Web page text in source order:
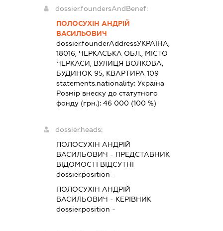
dossier.foundersAndBenef:
ПОЛОСУХІН АНДРІЙ
ВАСИЛЬОВИЧ
dossier.founderAddressУКРАЇНА,
18016, ЧЕРКАСЬКА ОБЛ., МІСТО
ЧЕРКАСИ, ВУЛИЦЯ ВОЛКОВА,
БУДИНОК 95, КВАРТИРА 109
statements.nationality:Україна
Розмір внеску до статутного
фонду (грн.):46 000 (100 %)
dossier.heads:
ПОЛОСУХІН АНДРІЙ
ВАСИЛЬОВИЧ - ПРЕДСТАВНИК
ВІДОМОСТІ ВІДСУТНІ
dossier.position -
ПОЛОСУХІН АНДРІЙ
ВАСИЛЬОВИЧ - КЕРІВНИК
dossier.position -